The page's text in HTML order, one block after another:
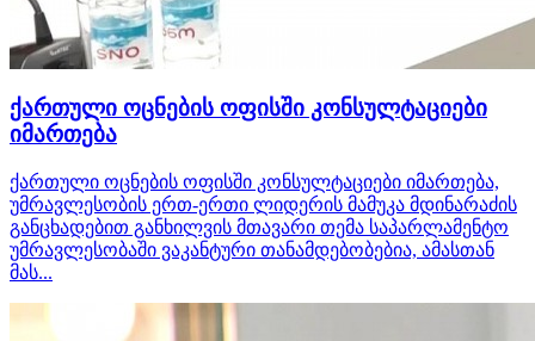
ქართული ოცნების ოფისში კონსულტაციები
იმართება
ქართული ოცნების ოფისში კონსულტაციები იმართება,
უმრავლესობის ერთ-ერთი ლიდერის მამუკა მდინარაძის
განცხადებით განხილვის მთავარი თემა საპარლამენტო
უმრავლესობაში ვაკანტური თანამდებობებია, ამასთან
მას...